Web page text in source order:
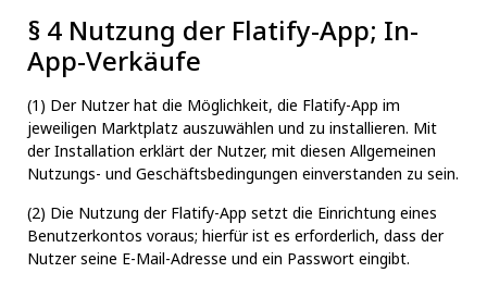
§ 4 Nutzung der Flatify-App; In-
App-Verkäufe
(1) Der Nutzer hat die Möglichkeit, die Flatify-App im
jeweiligen Marktplatz auszuwählen und zu installieren. Mit
der Installation erklärt der Nutzer, mit diesen Allgemeinen
Nutzungs- und Geschäftsbedingungen einverstanden zu sein.
(2) Die Nutzung der Flatify-App setzt die Einrichtung eines
Benutzerkontos voraus; hierfür ist es erforderlich, dass der
Nutzer seine E-Mail-Adresse und ein Passwort eingibt.